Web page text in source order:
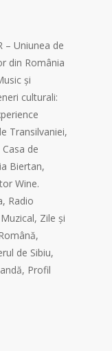
– Uniunea de
din România
și
culturali:
Transilvaniei,
de
Biertan,
Wine.
Radio
Zile și
de Sibiu,
Profil